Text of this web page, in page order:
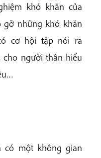
khó khăn của
gỡ những khó khăn
cơ hội tập nói ra
người thân hiểu
có một không gian